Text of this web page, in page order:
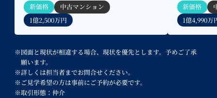
延長保証（１５年）等をご承継【当
社限定サービス】
新価格
中古マンション
1億2,500万円
延長保証
社限定サ
新価格
1億4,990万
※図面と現状が相違する場合、現状を優先とします。予めご了承
願います。
※詳しくは担当者までお問合せください。
※ご見学希望の方は事前にご予約が必要です。
※取引形態：仲介